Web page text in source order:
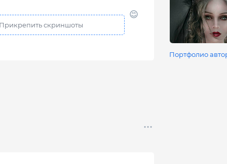
Портфолио